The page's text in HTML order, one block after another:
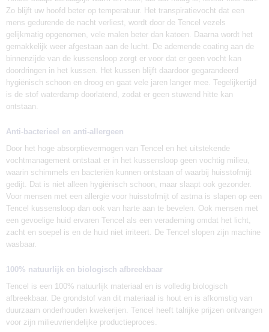
Zo blijft uw hoofd beter op temperatuur. Het transpiratievocht dat een
mens gedurende de nacht verliest, wordt door de Tencel vezels
gelijkmatig opgenomen, vele malen beter dan katoen. Daarna wordt het
gemakkelijk weer afgestaan aan de lucht. De ademende coating aan de
binnenzijde van de kussensloop zorgt er voor dat er geen vocht kan
doordringen in het kussen. Het kussen blijft daardoor gegarandeerd
hygiënisch schoon en droog en gaat vele jaren langer mee. Tegelijkertijd
is de stof waterdamp doorlatend, zodat er geen stuwend hitte kan
ontstaan.
Anti-bacterieel en anti-allergeen
Door het hoge absorptievermogen van Tencel en het uitstekende
vochtmanagement ontstaat er in het kussensloop geen vochtig milieu,
waarin schimmels en bacteriën kunnen ontstaan of waarbij huisstofmijt
gedijt. Dat is niet alleen hygiënisch schoon, maar slaapt ook gezonder.
Voor mensen met een allergie voor huisstofmijt of astma is slapen op een
Tencel kussensloop dan ook van harte aan te bevelen. Ook mensen met
een gevoelige huid ervaren Tencel als een verademing omdat het licht,
zacht en soepel is en de huid niet irriteert. De Tencel slopen zijn machine
wasbaar.
100% natuurlijk en biologisch afbreekbaar
Tencel is een 100% natuurlijk materiaal en is volledig biologisch
afbreekbaar. De grondstof van dit materiaal is hout en is afkomstig van
duurzaam onderhouden kwekerijen. Tencel heeft talrijke prijzen ontvangen
voor zijn milieuvriendelijke productieproces.